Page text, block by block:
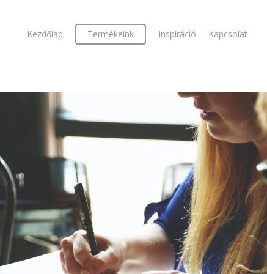
Kezdőlap Termékeink Inspiráció Kapcsolat